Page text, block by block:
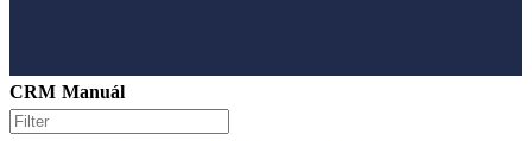
CRM Manuál